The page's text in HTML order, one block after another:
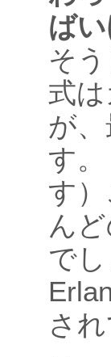
ば
そ
式
が
す
す
ん
で
さ